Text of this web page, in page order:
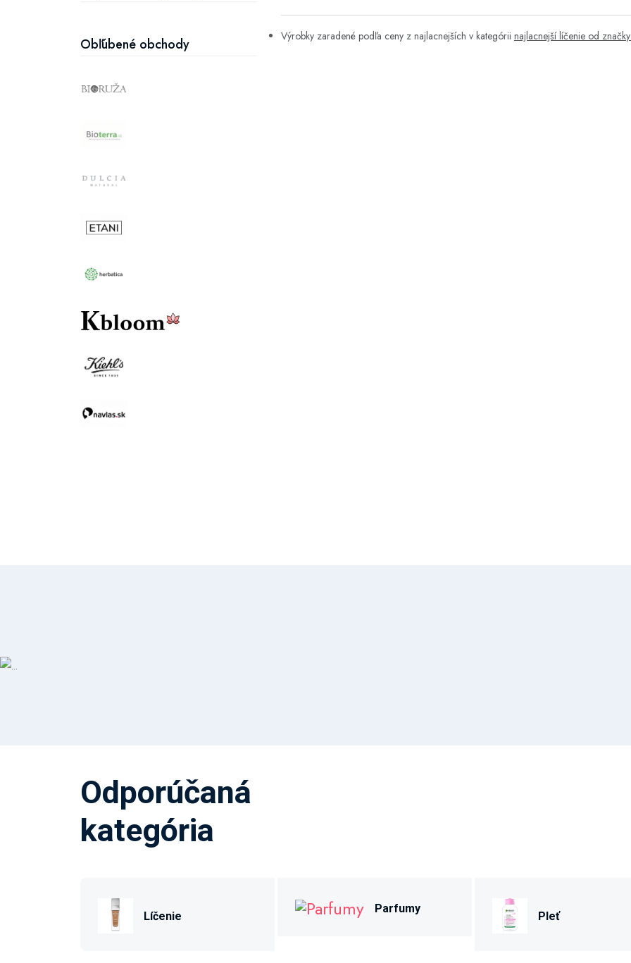
Obľúbené obchody Výrobky zaradené podľa ceny z najlacnejších v kategórii najlacnejší líčenie od
Odporúčaná
kategória
Líčenie
Parfumy
Pleť